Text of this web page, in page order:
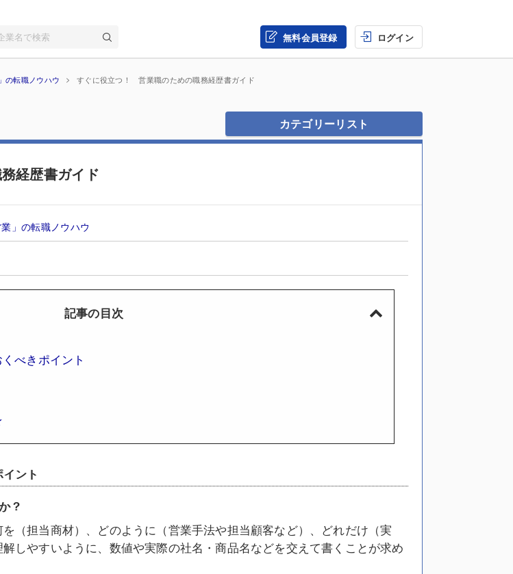
無料会員登録 ログイン
の転職ノウハウ すぐに役立つ！ 営業職のための職務経歴書ガイド
カテゴリーリスト
経歴書ガイド
業」の転職ノウハウ
記事の目次
べきポイント
ント
？
（担当商材）、どのように（営業手法や担当顧客など）、どれだけ（実
しやすいように、数値や実際の社名・商品名などを交えて書くことが求め